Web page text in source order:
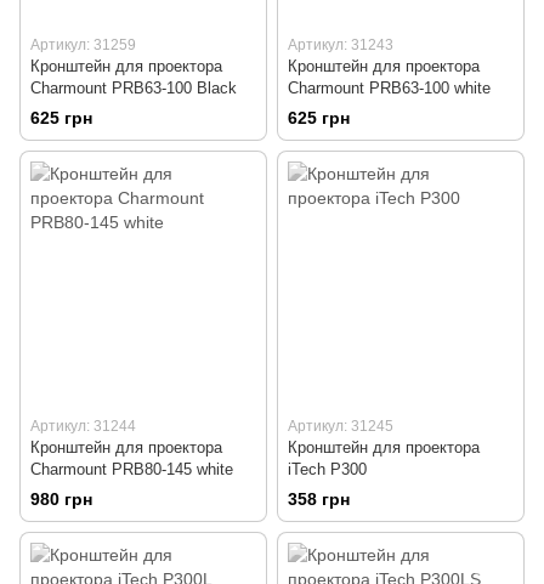
Артикул: 31259
Кронштейн для проектора
Charmount PRB63-100 Black
625 грн
Артикул: 31243
Кронштейн для проектора
Charmount PRB63-100 white
625 грн
Артикул: 31244
Кронштейн для проектора
Charmount PRB80-145 white
980 грн
Артикул: 31245
Кронштейн для проектора
iTech P300
358 грн